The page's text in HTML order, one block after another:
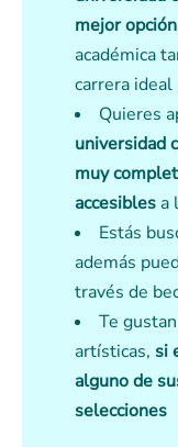
mejor
académica
carrera ideal
Quieres
universidad
muy
accesibles a
Estás
además
través de
Te
artísticas, si
alguno de
selecciones